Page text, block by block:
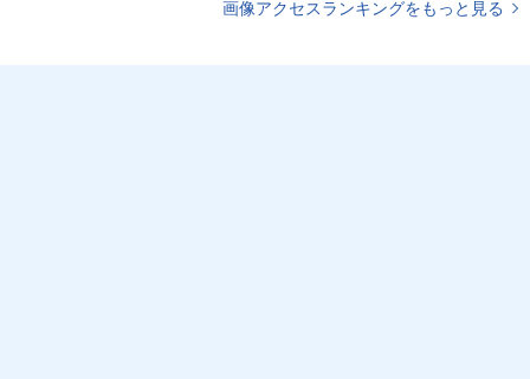
画像アクセスランキングをもっと見る